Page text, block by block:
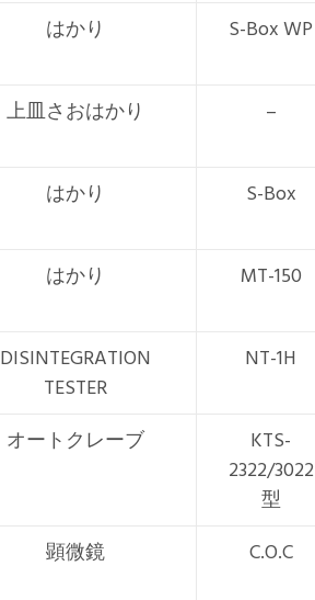
はかり S-Box WP
上皿さおはかり –
はかり S-Box
はかり MT-150
DISINTEGRATION
TESTER
NT-1H
オートクレーブ
KTS-
2322/3022
型
顕微鏡 C.O.C